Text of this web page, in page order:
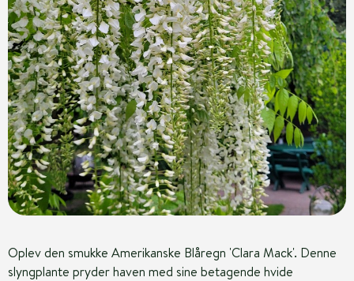
Oplev den smukke Amerikanske Blåregn 'Clara Mack'. Denne
slyngplante pryder haven med sine betagende hvide